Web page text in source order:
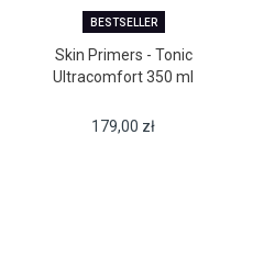
BESTSELLER
Skin Primers - Tonic
Ultracomfort 350 ml
179,00 zł